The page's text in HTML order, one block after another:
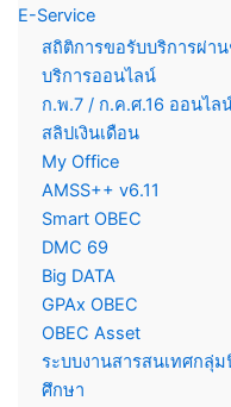
E-Service
สถิติการขอรับบริการผ่า
บริการออนไลน์
ก.พ.7 / ก.ค.ศ.16 ออนไล
สลิปเงินเดือน
My Office
AMSS++ v6.11
Smart OBEC
DMC 69
Big DATA
GPAx OBEC
OBEC Asset
ระบบงานสารสนเทศกลุ่
ศึกษา